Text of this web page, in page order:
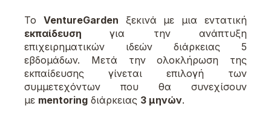
Το VentureGarden ξεκινά με μια εντατική
εκπαίδευσηγια την ανάπτυξη
επιχειρηματικών ιδεών διάρκειας 5
εβδομάδων. Μετά την ολοκλήρωση της
εκπαίδευσης γίνεται επιλογή των
συμμετεχόντων που θα συνεχίσουν
με mentoring διάρκειας 3 μηνών.